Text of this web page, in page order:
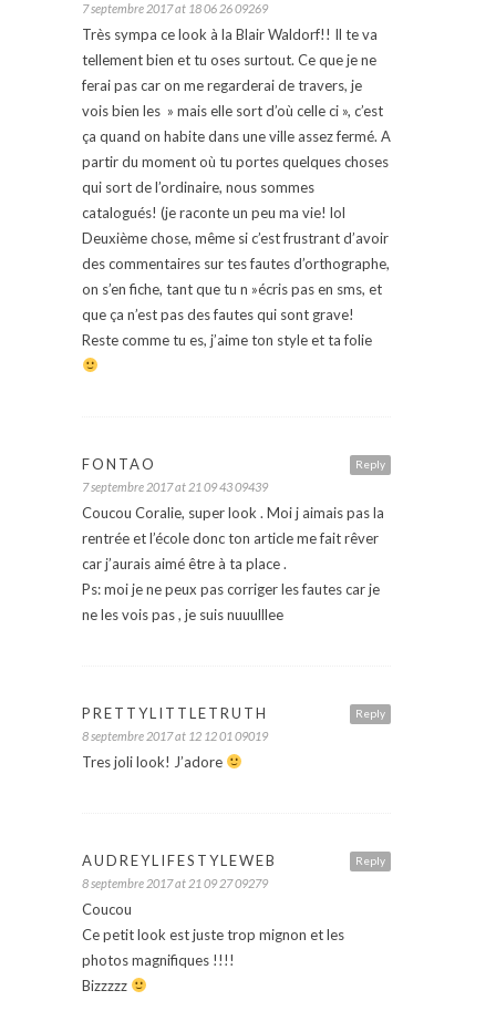
7 septembre 2017 at 18 06 26 09269
Très sympa ce look à la Blair Waldorf!! Il te va
tellement bien et tu oses surtout. Ce que je ne
ferai pas car on me regarderai de travers, je
vois bien les » mais elle sort d’où celle ci », c’est
ça quand on habite dans une ville assez fermé. A
partir du moment où tu portes quelques choses
qui sort de l’ordinaire, nous sommes
catalogués! (je raconte un peu ma vie! lol
Deuxième chose, même si c’est frustrant d’avoir
des commentaires sur tes fautes d’orthographe,
on s’en fiche, tant que tu n »écris pas en sms, et
que ça n’est pas des fautes qui sont grave!
Reste comme tu es, j’aime ton style et ta folie
Reply
FONTAO
7 septembre 2017 at 21 09 43 09439
Coucou Coralie, super look . Moi j aimais pas la
rentrée et l’école donc ton article me fait rêver
car j’aurais aimé être à ta place .
Ps: moi je ne peux pas corriger les fautes car je
ne les vois pas , je suis nuuulllee
Reply
PRETTYLITTLETRUTH
8 septembre 2017 at 12 12 01 09019
Tres joli look! J’adore
Reply
AUDREYLIFESTYLEWEB
8 septembre 2017 at 21 09 27 09279
Coucou
Ce petit look est juste trop mignon et les
photos magnifiques !!!!
Bizzzzz